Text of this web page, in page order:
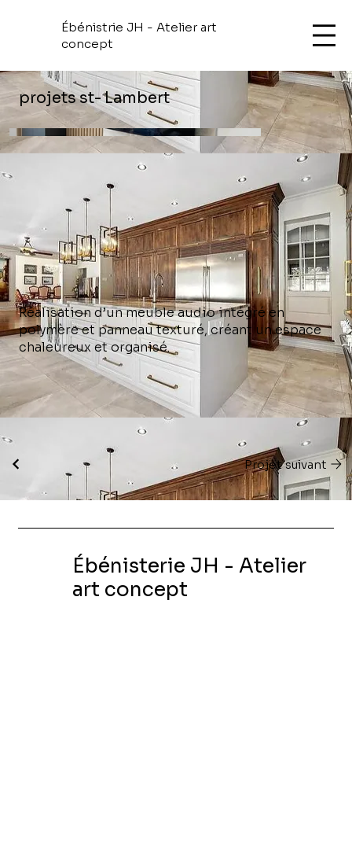
Ébénistrie JH - Atelier art
concept
projets st- Lambert
Réalisation d’un meuble audio intégré en
polymère et panneau texturé, créant un espace
chaleureux et organisé.
Projet suivant
Ébénisterie JH - Atelier
art concept